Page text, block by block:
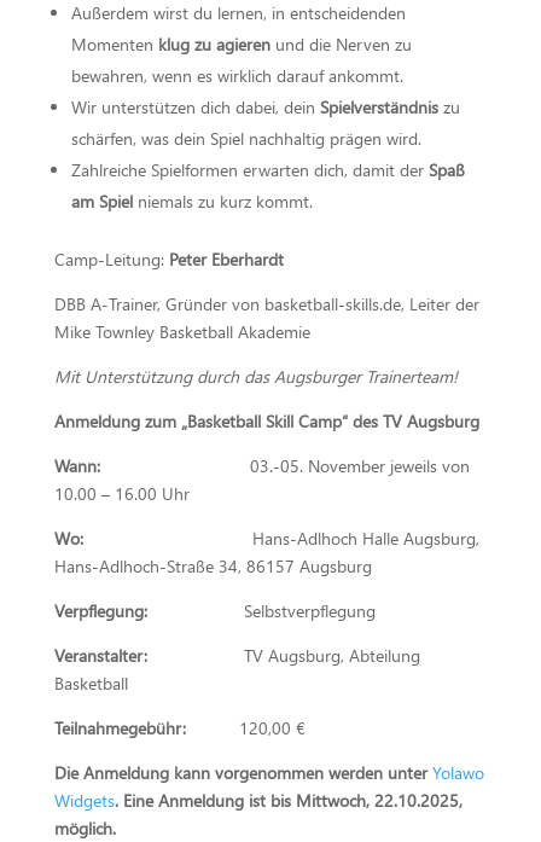
Außerdem wirst du lernen, in entscheidenden
Momenten klug zu agierenund die Nerven zu
bewahren, wenn es wirklich darauf ankommt.
Wir unterstützen dich dabei, dein Spielverständniszu
schärfen, was dein Spiel nachhaltig prägen wird.
Zahlreiche Spielformen erwarten dich, damit der Spaß
am Spielniemals zu kurz kommt.
Camp-Leitung: Peter Eberhardt
DBB A-Trainer, Gründer von basketball-skills.de, Leiter der
Mike Townley Basketball Akademie
Mit Unterstützung durch das Augsburger Trainerteam!
Anmeldung zum „Basketball Skill Camp“ des TV Augsburg
Wann:03.-05. November jeweils von
10.00 – 16.00 Uhr
Wo:Hans-Adlhoch Halle Augsburg,
Hans-Adlhoch-Straße 34, 86157 Augsburg
Verpflegung:Selbstverpflegung
Veranstalter:TV Augsburg, Abteilung
Basketball
Teilnahmegebühr:120,00 €
Die Anmeldung kann vorgenommen werden unterYolawo
Widgets. Eine Anmeldung ist bis Mittwoch, 22.10.2025,
möglich.